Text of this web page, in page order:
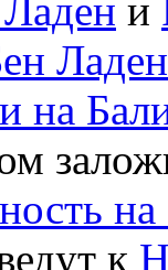
и
на
к